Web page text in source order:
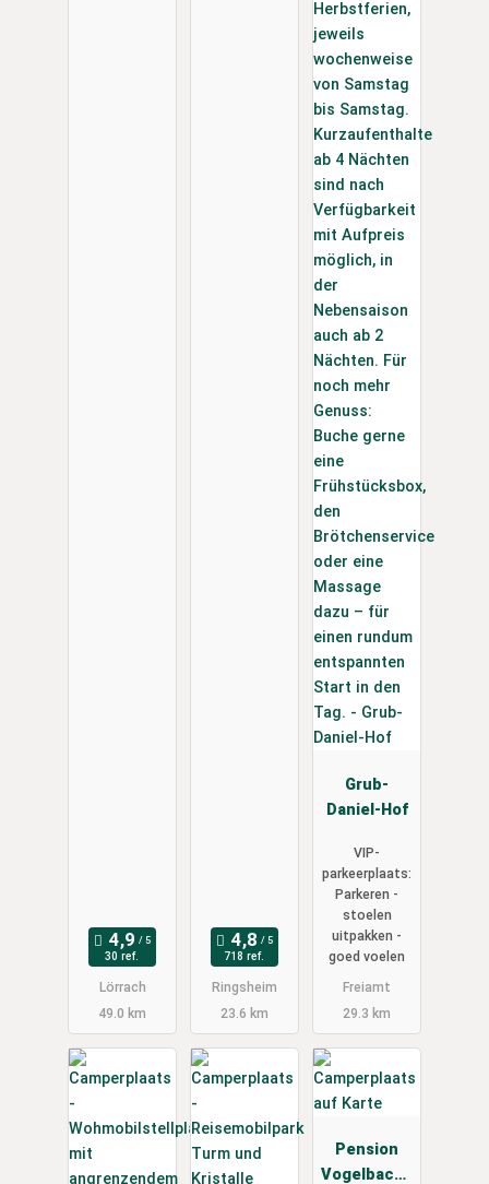
30 ref.
Lörrach
49.0 km
718 ref.
Ringsheim
23.6 km
Grub-
Daniel-Hof
VIP-
parkeerplaats:
Parkeren -
stoelen
uitpakken -
goed voelen
Freiamt
29.3 km
Pension
Vogelbache